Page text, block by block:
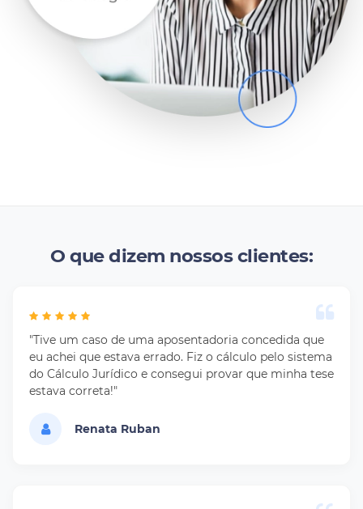
O que dizem nossos clientes:
"Tive um caso de uma aposentadoria concedida que
eu achei que estava errado. Fiz o cálculo pelo sistema
do Cálculo Jurídico e consegui provar que minha tese
estava correta!"
Renata Ruban